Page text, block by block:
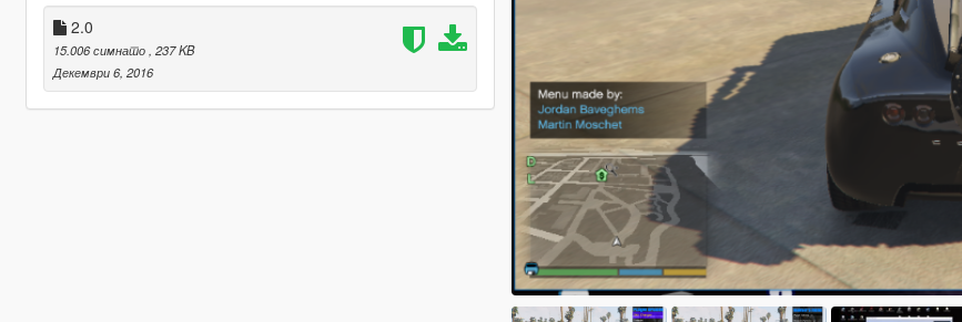
2.0
15.006 симнато , 237 KB
Декември 6, 2016